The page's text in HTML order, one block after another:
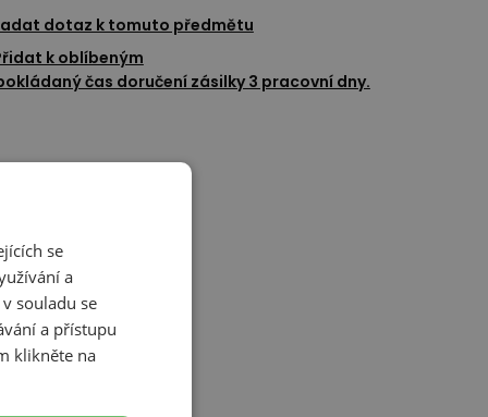
dotaz k tomuto předmětu
k oblíbeným
čas doručení zásilky 3 pracovní dny.
se
a
souladu se
a přístupu
klikněte na